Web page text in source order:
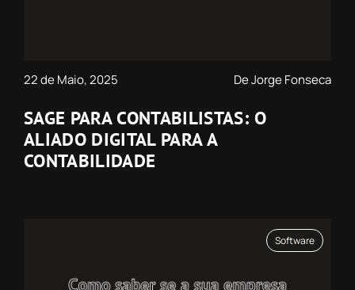
22 de Maio, 2025 De Jorge Fonseca
SAGE PARA CONTABILISTAS: O
ALIADO DIGITAL PARA A
CONTABILIDADE
Software